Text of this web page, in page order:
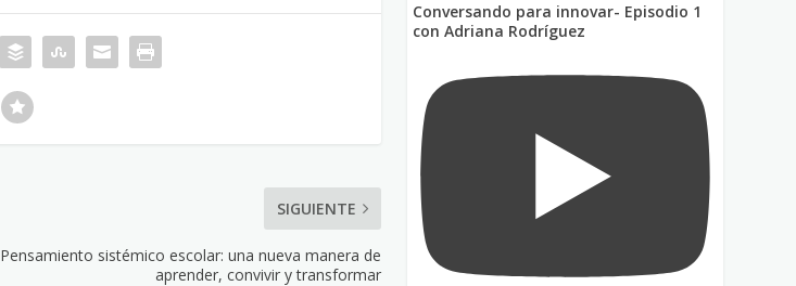
SIGUIENTE
Pensamiento sistémico escolar: una nueva manera de
aprender, convivir y transformar
Conversando para innovar- Episodio 1
con Adriana Rodríguez